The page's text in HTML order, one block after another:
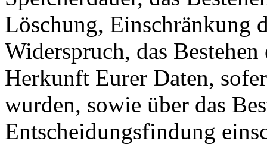
Löschung, Einschränkung
Widerspruch, das
Herkunft Eurer Daten,
wurden, sowie über das
Entscheidungsfindung